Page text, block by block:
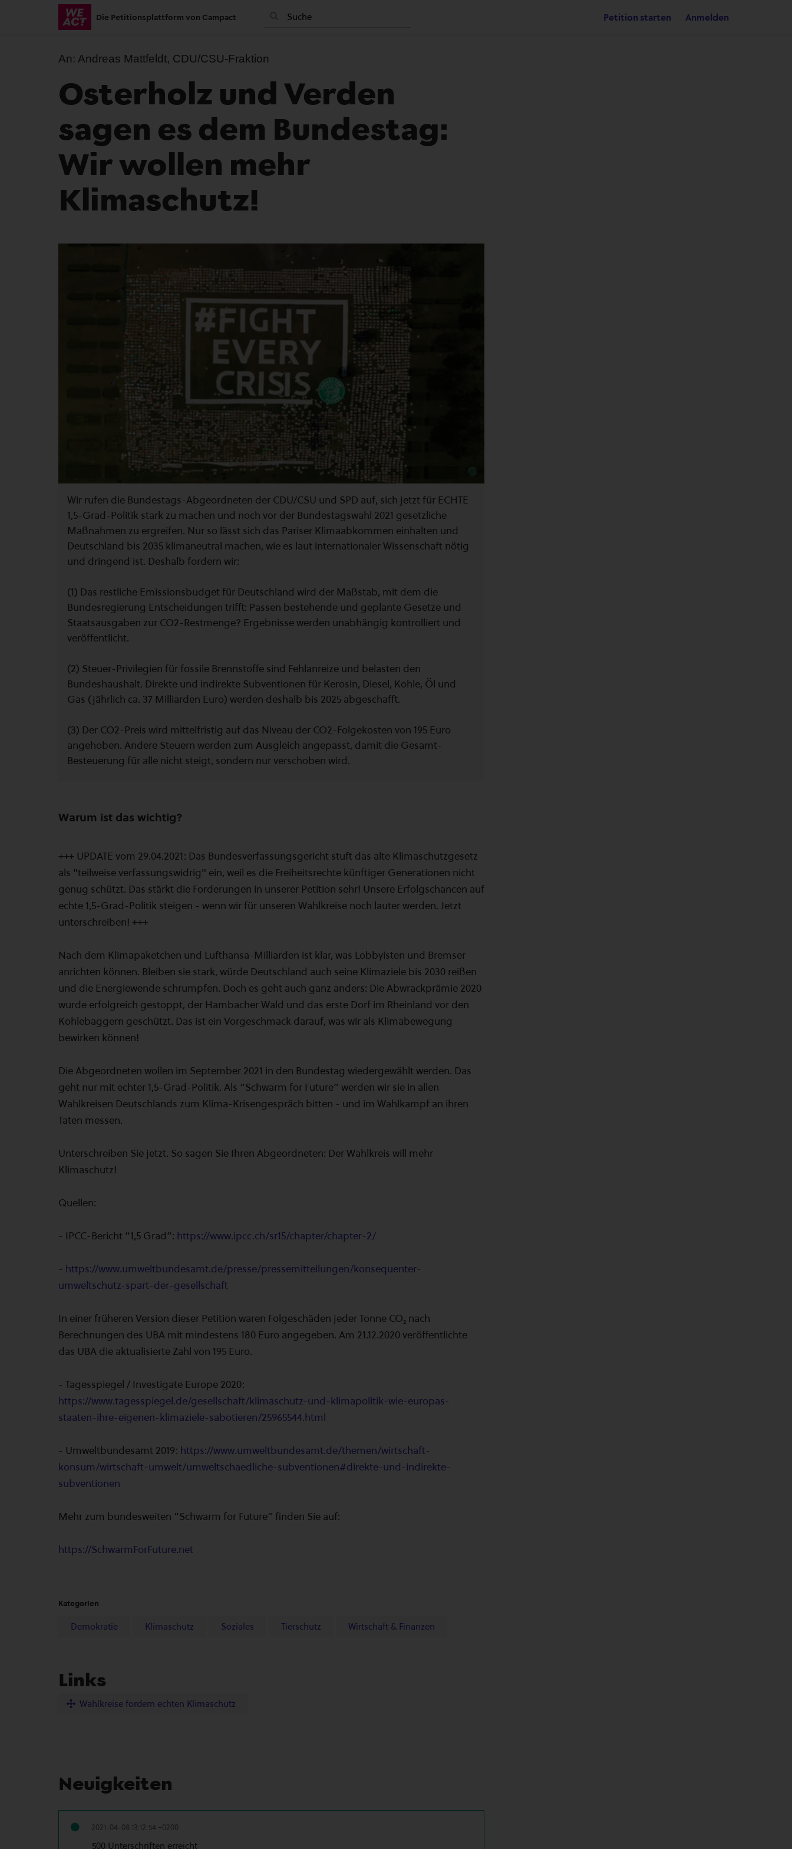
Die Petitionsplattform von Campact Petition starten Anmelden
An: Andreas Mattfeldt, CDU/CSU-Fraktion
Osterholz und Verden
sagen es dem Bundestag:
Wir wollen mehr
Klimaschutz!
Wir rufen die Bundestags-Abgeordneten der CDU/CSU und SPD auf, sich jetzt für ECHTE
1,5-Grad-Politik stark zu machen und noch vor der Bundestagswahl 2021 gesetzliche
Maßnahmen zu ergreifen. Nur so lässt sich das Pariser Klimaabkommen einhalten und
Deutschland bis 2035 klimaneutral machen, wie es laut internationaler Wissenschaft nötig
und dringend ist. Deshalb fordern wir:
(1) Das restliche Emissionsbudget für Deutschland wird der Maßstab, mit dem die
Bundesregierung Entscheidungen trifft: Passen bestehende und geplante Gesetze und
Staatsausgaben zur CO2-Restmenge? Ergebnisse werden unabhängig kontrolliert und
veröffentlicht.
(2) Steuer-Privilegien für fossile Brennstoffe sind Fehlanreize und belasten den
Bundeshaushalt. Direkte und indirekte Subventionen für Kerosin, Diesel, Kohle, Öl und
Gas (jährlich ca. 37 Milliarden Euro) werden deshalb bis 2025 abgeschafft.
(3) Der CO2-Preis wird mittelfristig auf das Niveau der CO2-Folgekosten von 195 Euro
angehoben. Andere Steuern werden zum Ausgleich angepasst, damit die Gesamt-
Besteuerung für alle nicht steigt, sondern nur verschoben wird.
Warum ist das wichtig?
+++ UPDATE vom 29.04.2021: Das Bundesverfassungsgericht stuft das alte Klimaschutzgesetz
als "teilweise verfassungswidrig" ein, weil es die Freiheitsrechte künftiger Generationen nicht
genug schützt. Das stärkt die Forderungen in unserer Petition sehr! Unsere Erfolgschancen auf
echte 1,5-Grad-Politik steigen - wenn wir für unseren Wahlkreise noch lauter werden. Jetzt
unterschreiben! +++
Nach dem Klimapaketchen und Lufthansa-Milliarden ist klar, was Lobbyisten und Bremser
anrichten können. Bleiben sie stark, würde Deutschland auch seine Klimaziele bis 2030 reißen
und die Energiewende schrumpfen. Doch es geht auch ganz anders: Die Abwrackprämie 2020
wurde erfolgreich gestoppt, der Hambacher Wald und das erste Dorf im Rheinland vor den
Kohlebaggern geschützt. Das ist ein Vorgeschmack darauf, was wir als Klimabewegung
bewirken können!
Die Abgeordneten wollen im September 2021 in den Bundestag wiedergewählt werden. Das
geht nur mit echter 1,5-Grad-Politik. Als “Schwarm for Future” werden wir sie in allen
Wahlkreisen Deutschlands zum Klima-Krisengespräch bitten - und im Wahlkampf an ihren
Taten messen.
Unterschreiben Sie jetzt. So sagen Sie Ihren Abgeordneten: Der Wahlkreis will mehr
Klimaschutz!
Quellen:
- IPCC-Bericht “1,5 Grad”: https://www.ipcc.ch/sr15/chapter/chapter-2/
- https://www.umweltbundesamt.de/presse/pressemitteilungen/konsequenter-
umweltschutz-spart-der-gesellschaft
In einer früheren Version dieser Petition waren Folgeschäden jeder Tonne CO₂ nach
Berechnungen des UBA mit mindestens 180 Euro angegeben. Am 21.12.2020 veröffentlichte
das UBA die aktualisierte Zahl von 195 Euro.
- Tagesspiegel / Investigate Europe 2020:
https://www.tagesspiegel.de/gesellschaft/klimaschutz-und-klimapolitik-wie-europas-
staaten-ihre-eigenen-klimaziele-sabotieren/25965544.html
- Umweltbundesamt 2019: https://www.umweltbundesamt.de/themen/wirtschaft-
konsum/wirtschaft-umwelt/umweltschaedliche-subventionen#direkte-und-indirekte-
subventionen
Mehr zum bundesweiten “Schwarm for Future” finden Sie auf:
https://SchwarmForFuture.net
Kategorien
Demokratie Klimaschutz Soziales Tierschutz Wirtschaft & Finanzen
Links
Wahlkreise fordern echten Klimaschutz
Neuigkeiten
2021-04-08 13:12:54 +0200
500 Unterschriften erreicht